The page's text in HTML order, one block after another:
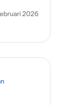
2026